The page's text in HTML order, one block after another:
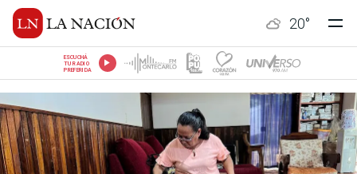
20°
ESCUCHÁ
TU RADIO
PREFERIDA